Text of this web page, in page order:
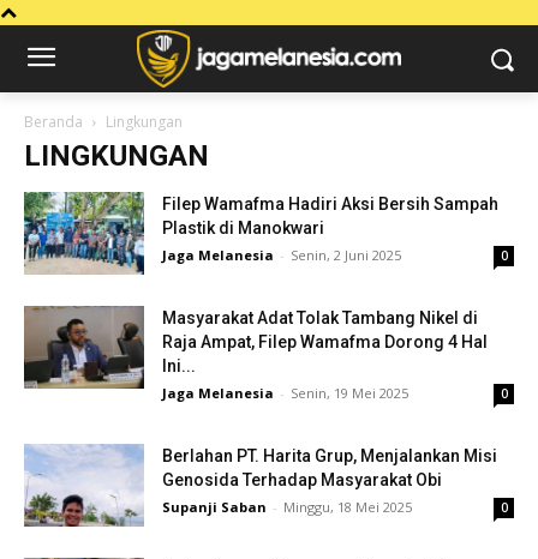
Beranda Lingkungan
LINGKUNGAN
Filep Wamafma Hadiri Aksi Bersih Sampah
Plastik di Manokwari
Jaga Melanesia - Senin, 2 Juni 2025 0
Masyarakat Adat Tolak Tambang Nikel di
Raja Ampat, Filep Wamafma Dorong 4 Hal
Ini...
Jaga Melanesia - Senin, 19 Mei 2025 0
Berlahan PT. Harita Grup, Menjalankan Misi
Genosida Terhadap Masyarakat Obi
Supanji Saban - Minggu, 18 Mei 2025 0